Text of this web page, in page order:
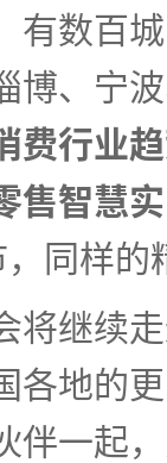
有数百
博、宁
费行业
售智慧
同样
将继续
各地的
伴一起